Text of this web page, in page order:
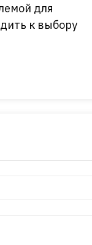
для
к выбору